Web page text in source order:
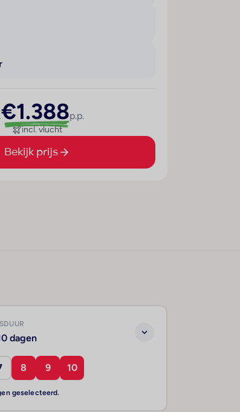
€1.388p.p.
incl. vlucht
Bekijk prijs
dagen
8 9 10
geselecteerd.